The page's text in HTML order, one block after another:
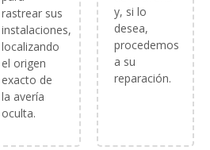
rastrear sus
instalaciones,
localizando
el origen
exacto de
la avería
oculta.
y, si lo
desea,
procedemos
a su
reparación.